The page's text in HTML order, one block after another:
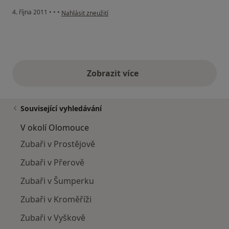
4. října 2011 • • • podle názoru uživatele Váš účet byl odstraněn
Nahlásit zneužití
Zobrazit vícevýše uvedené názory
Související vyhledávání
V okolí Olomouce
Zubaři v Prostějově
Zubaři v Přerově
Zubaři v Šumperku
Zubaři v Kroměříži
Zubaři v Vyškově